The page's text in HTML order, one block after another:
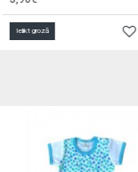
Ielikt grozā